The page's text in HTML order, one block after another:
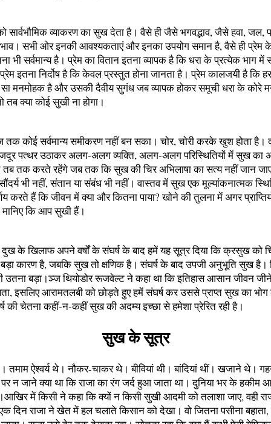
सार्वभौमिक व्याकरण का सुख देता है। वैसे ही जैसे भगवद्भाव, जैसे हवा,
सभी ओर इनकी आवश्यकताएं और इनका उपयोग समान है, वैसे ही प्रेम
भी सर्वमान्य है। प्रेम का वितान इतना व्यापक है कि धरा के प्रत्येक भाग
इतना निर्दोष है कि केवल प्रस्तुत होना जानता है। प्रेम कालजयी है कि
मनमोहक है और उसकी दैवीय सुगंध जब व्यापक होकर समूची धरा के कोरे
तब क्या कोई सुखी ना होगा।
कोई सर्वमान्य समीकरण नहीं बन सका। चोर, चोरी करके खुश होता है।
पत्थर उठाकर अलग-अलग व्यक्ति, अलग-अलग परिस्थितियों में सुख का
तक करते रहेंगे जब तक कि सुख की चिर अभिलाषा का सत्य नहीं जान
सौंदर्य भी नहीं, संतान या संबंध भी नहीं। वास्तव में सुख एक मूल्यांकनात्मक
करते हैं कि जीवन में क्या और कितना पाया? खोने की तुलना में अगर
मानिए कि आप सुखी हैं।
दुख के खिलाफ अपने वर्षों के संघर्ष के बाद हमें यह सूत्र दिया कि क्रसुख को
कारण है, जबकि सुख तो क्षणिक है। संघर्ष के बाद उपजी अनुभूति सुख है।
उतना बड़ा।ञ्ज थियोडोर रूजवेल्ट ने कहा था कि इतिहास आसान जीवन
इसलिए आरामतलबी को छोड़ते हुए हमें संघर्ष कर उससे प्राप्त सुख का
की चेतना कहीं-न-कहीं सुख की अदम्य इच्छा से हमेशा प्रेरित रही है।
सुख के सूत्र
तमाम ऐश्वर्य थे। नौकर-चाकर थे। बीवियां थी। बांदियां थीं। खजाने थे।
न जाने क्या था कि राजा का रंग जर्द हुआ जाता था। दुनिया भर के हकीम
में किसी ने कहा कि क्यों न किसी सुखी आदमी को तलाशा जाए, वही
दिन राजा ने खेत में हल चलाते किसान को देखा। वो जितना पसीना बहाता,